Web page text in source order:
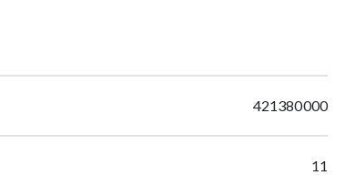
421380000
11